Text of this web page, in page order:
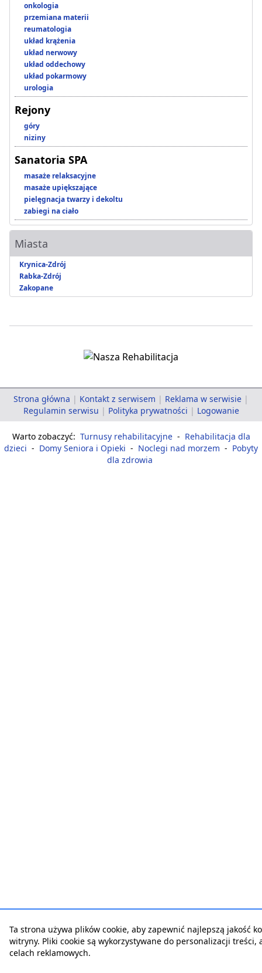
onkologia
przemiana materii
reumatologia
układ krążenia
układ nerwowy
układ oddechowy
układ pokarmowy
urologia
Rejony
góry
niziny
Sanatoria SPA
masaże relaksacyjne
masaże upiększające
pielęgnacja twarzy i dekoltu
zabiegi na ciało
Miasta
Krynica-Zdrój
Rabka-Zdrój
Zakopane
Strona główna | Kontakt z serwisem | Reklama w serwisie |
Regulamin serwisu | Polityka prywatności | Logowanie
Warto zobaczyć: Turnusy rehabilitacyjne - Rehabilitacja dla
dzieci - Domy Seniora i Opieki - Noclegi nad morzem - Pobyty
dla zdrowia
Ta strona używa plików cookie, aby zapewnić najlepszą jakość
witryny. Pliki cookie są wykorzystywane do personalizacji treści,
celach reklamowych.